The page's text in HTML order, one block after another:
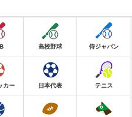
高校野球 侍ジャパン
カー 日本代表 テニス